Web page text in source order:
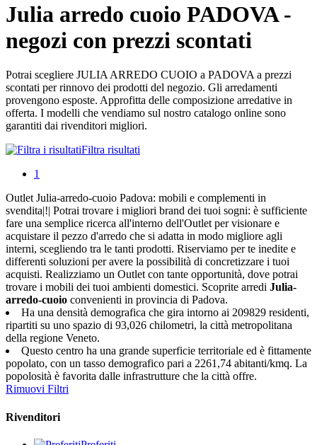
Julia arredo cuoio PADOVA -
negozi con prezzi scontati
Potrai scegliere JULIA ARREDO CUOIO a PADOVA a prezzi
scontati per rinnovo dei prodotti del negozio. Gli arredamenti
provengono esposte. Approfitta delle composizione arredative in
offerta. I modelli che vendiamo sul nostro catalogo online sono
garantiti dai rivenditori migliori.
Filtra risultati
1
Outlet Julia-arredo-cuoio Padova: mobili e complementi in
svendita|!| Potrai trovare i migliori brand dei tuoi sogni: è sufficiente
fare una semplice ricerca all'interno dell'Outlet per visionare e
acquistare il pezzo d'arredo che si adatta in modo migliore agli
interni, scegliendo tra le tanti prodotti. Riserviamo per te inedite e
differenti soluzioni per avere la possibilità di concretizzare i tuoi
acquisti. Realizziamo un Outlet con tante opportunità, dove potrai
trovare i mobili dei tuoi ambienti domestici. Scoprite arredi Julia-
arredo-cuoio convenienti in provincia di Padova.
Ha una densità demografica che gira intorno ai 209829 residenti,
ripartiti su uno spazio di 93,026 chilometri, la città metropolitana
della regione Veneto.
Questo centro ha una grande superficie territoriale ed è fittamente
popolato, con un tasso demografico pari a 2261,74 abitanti/kmq. La
popolosità è favorita dalle infrastrutture che la città offre.
Rimuovi Filtri
Rivenditori